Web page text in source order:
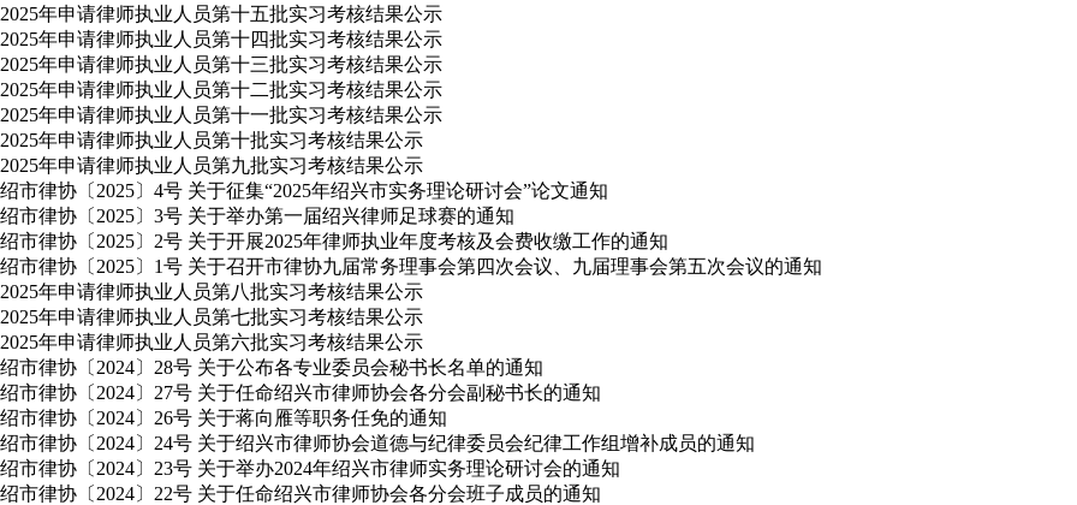
2025年申请律师执业人员第十五批实习考核结果公示
2025年申请律师执业人员第十四批实习考核结果公示
2025年申请律师执业人员第十三批实习考核结果公示
2025年申请律师执业人员第十二批实习考核结果公示
2025年申请律师执业人员第十一批实习考核结果公示
2025年申请律师执业人员第十批实习考核结果公示
2025年申请律师执业人员第九批实习考核结果公示
绍市律协〔2025〕4号 关于征集“2025年绍兴市实务理论研讨会”论文通知
绍市律协〔2025〕3号 关于举办第一届绍兴律师足球赛的通知
绍市律协〔2025〕2号 关于开展2025年律师执业年度考核及会费收缴工作的通知
绍市律协〔2025〕1号 关于召开市律协九届常务理事会第四次会议、九届理事会第五次会议的通知
2025年申请律师执业人员第八批实习考核结果公示
2025年申请律师执业人员第七批实习考核结果公示
2025年申请律师执业人员第六批实习考核结果公示
绍市律协〔2024〕28号 关于公布各专业委员会秘书长名单的通知
绍市律协〔2024〕27号 关于任命绍兴市律师协会各分会副秘书长的通知
绍市律协〔2024〕26号 关于蒋向雁等职务任免的通知
绍市律协〔2024〕24号 关于绍兴市律师协会道德与纪律委员会纪律工作组增补成员的通知
绍市律协〔2024〕23号 关于举办2024年绍兴市律师实务理论研讨会的通知
绍市律协〔2024〕22号 关于任命绍兴市律师协会各分会班子成员的通知